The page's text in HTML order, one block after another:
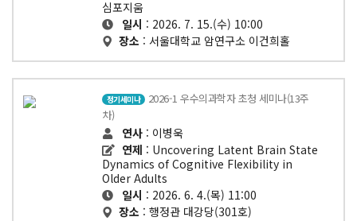
심포지움
일시 : 2026. 7. 15.(수) 10:00
장소 : 서울대학교 암연구소 이건희홀
정기세미나
2026-1 우수의과학자 초청 세미나(13주
차)
연사 : 이병욱
연제 : Uncovering Latent Brain State
Dynamics of Cognitive Flexibility in
Older Adults
일시 : 2026. 6. 4.(목) 11:00
장소 : 행정관 대강당(301호)